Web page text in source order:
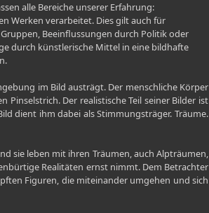
alle Bereiche unserer Erfahrung:
Werken verarbeitet. Dies gilt auch für
Beeinflussungen durch Politik oder
durch künstlerische Mittel in eine bildhafte
im Bild austrägt. Der menschliche Körper
Der realistische Teil seiner Bilder ist
dient ihm dabei als Stimmungsträger. Träume.
sie leben mit ihren Träumen, auch Alpträumen,
Realitäten ernst nimmt. Dem Betrachter
Figuren, die miteinander umgehen und sich